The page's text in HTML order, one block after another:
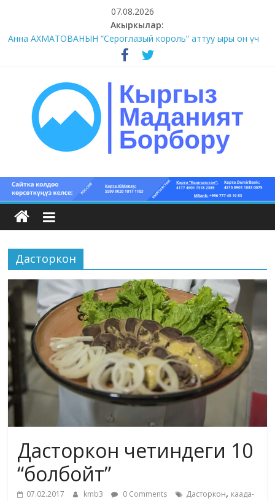
content
07.08.2026
Акыркылар:
Анна АХМАТОВАНЫН “Сероглазый король” аттуу ыры он үч
#5-8 (55 сөз сынагы)
#1-4 (55 сөз сынагы)
Кыргыз
маданият
борбору
Кыргыз
маданияты
жана
адабияты
Дасторкон
Дасторкон четиндеги 10
“болбойт”
07.02.2017 kmb3 0 Comments Дасторкон, каада-